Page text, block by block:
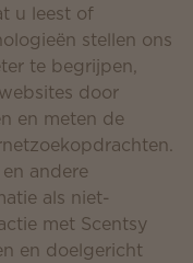
u leest of
stellen ons
te begrijpen,
door
en meten de
andere
als niet-
met Scentsy
en doelgericht